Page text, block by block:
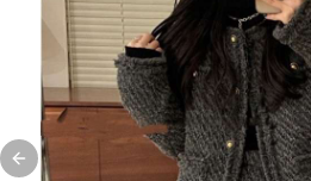
Previous slide